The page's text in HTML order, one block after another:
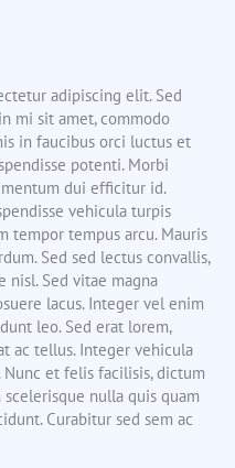
adipiscing elit. Sed
mi sit amet, commodo
in faucibus orci luctus et
potenti. Morbi
dui efficitur id.
vehicula turpis
tempor tempus arcu. Mauris
Sed sed lectus convallis,
nisl. Sed vitae magna
lacus. Integer vel enim
leo. Sed erat lorem,
ac tellus. Integer vehicula
et felis facilisis, dictum
nulla quis quam
Curabitur sed sem ac